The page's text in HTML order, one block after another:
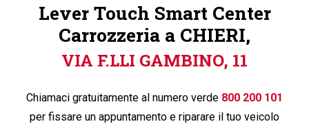
Linee di servizio
Carrozzerie
Chi siamo
News
Contattaci
Lever Touch Smart Center
Carrozzeria a CHIERI,
VIA F.LLI GAMBINO, 11
Chiamaci gratuitamente al numero verde 800 200 101
per fissare un appuntamento e riparare il tuo veicolo